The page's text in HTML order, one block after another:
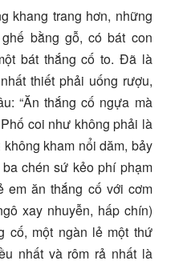
khang trang hơn, những
bằng gỗ, có bát con
bát thắng cố to. Đã là
thiết phải uống rượu,
“Ăn thắng cố ngựa mà
coi như không phải là
kham nổi dăm, bảy
chén sứ kẻo phí phạm
em ăn thắng cố với cơm
xay nhuyễn, hấp chín)
cố, một ngàn lẻ một thứ
nhất và rôm rả nhất là